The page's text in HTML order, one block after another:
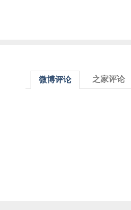
微博评论 之家评论